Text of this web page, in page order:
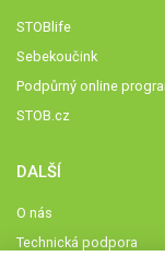
STOBlife
Sebekoučink
Podpůrný online
STOB.cz
DALŠÍ
O nás
Technická podpora